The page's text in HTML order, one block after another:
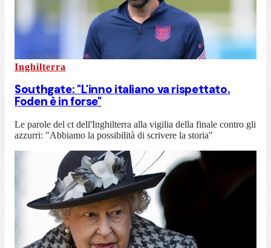
Inghilterra
Southgate: "L'inno italiano va rispettato.
Foden è in forse"
Le parole del ct dell'Inghilterra alla vigilia della finale contro gli
azzurri: "Abbiamo la possibilità di scrivere la storia"